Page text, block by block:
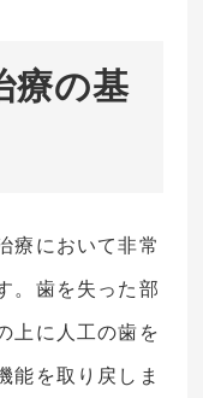
療の基
療において非常
。歯を失った部
上に人工の歯を
能を取り戻しま